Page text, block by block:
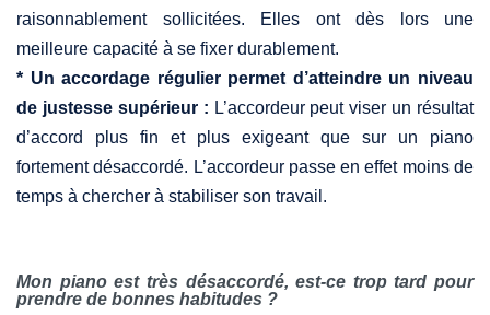
raisonnablement sollicitées. Elles ont dès lors une
meilleure capacité à se fixer durablement.
* Un accordage régulier permet d’atteindre un niveau
de justesse supérieur : L’accordeur peut viser un résultat
d’accord plus fin et plus exigeant que sur un piano
fortement désaccordé. L’accordeur passe en effet moins de
temps à chercher à stabiliser son travail.
Mon piano est très désaccordé, est-ce trop tard pour
prendre de bonnes habitudes ?